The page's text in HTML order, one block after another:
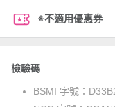
※不適用優惠券
檢驗碼
BSMI 字號：